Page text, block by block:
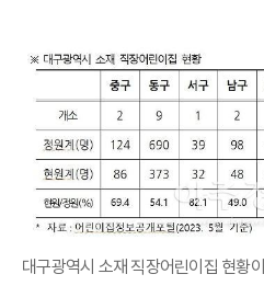
대구광역시 소재 직장어린이집 현황